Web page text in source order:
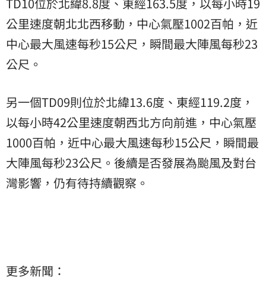
公里速度朝北北西移動，中心氣壓1002百帕，近
中心最大風速每秒15公尺，瞬間最大陣風每秒23
公尺。
另一個TD09則位於北緯13.6度、東經119.2度，
以每小時42公里速度朝西北方向前進，中心氣壓
1000百帕，近中心最大風速每秒15公尺，瞬間最
大陣風每秒23公尺。後續是否發展為颱風及對台
灣影響，仍有待持續觀察。
更多新聞：